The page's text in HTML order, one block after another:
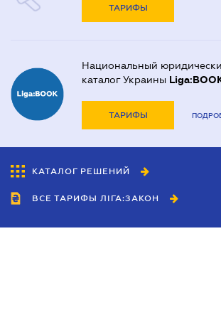
ТАРИФЫ
Национальный
каталог Украины
ТАРИФЫ
КАТАЛОГ РЕШЕНИЙ
ВСЕ ТАРИФЫ ЛІГА:ЗАКОН